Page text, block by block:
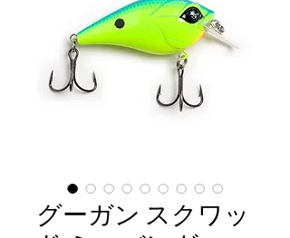
グーガン スクワッ